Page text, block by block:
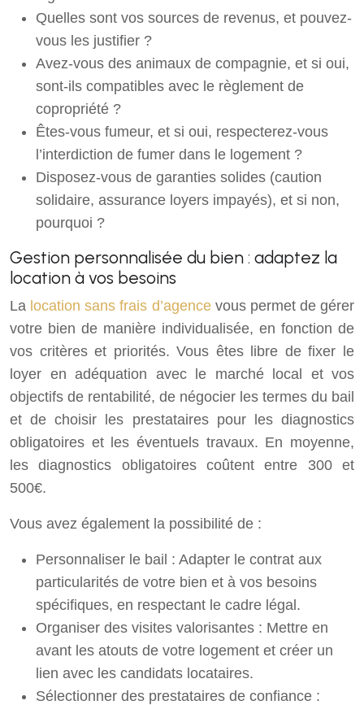
Quelles sont vos sources de revenus, et pouvez-
vous les justifier ?
Avez-vous des animaux de compagnie, et si oui,
sont-ils compatibles avec le règlement de
copropriété ?
Êtes-vous fumeur, et si oui, respecterez-vous
l’interdiction de fumer dans le logement ?
Disposez-vous de garanties solides (caution
solidaire, assurance loyers impayés), et si non,
pourquoi ?
Gestion personnalisée du bien : adaptez la
location à vos besoins
La location sans frais d’agence vous permet de gérer
votre bien de manière individualisée, en fonction de
vos critères et priorités. Vous êtes libre de fixer le
loyer en adéquation avec le marché local et vos
objectifs de rentabilité, de négocier les termes du bail
et de choisir les prestataires pour les diagnostics
obligatoires et les éventuels travaux. En moyenne,
les diagnostics obligatoires coûtent entre 300 et
500€.
Vous avez également la possibilité de :
Personnaliser le bail : Adapter le contrat aux
particularités de votre bien et à vos besoins
spécifiques, en respectant le cadre légal.
Organiser des visites valorisantes : Mettre en
avant les atouts de votre logement et créer un
lien avec les candidats locataires.
Sélectionner des prestataires de confiance :